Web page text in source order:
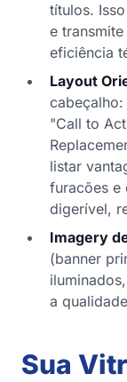
títulos.
e
eficiência
Layout
"Call to
listar
furacões e
digerível,
Imagery
(banner
a
Sua